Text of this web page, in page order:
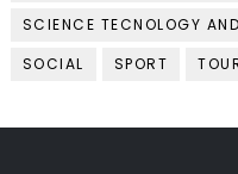
SCIENCE TECNOLOGY
SOCIAL
SPORT